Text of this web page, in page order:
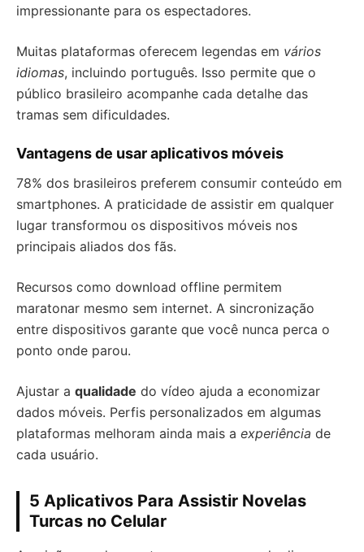
impressionante para os espectadores.
Muitas plataformas oferecem legendas em vários
idiomas, incluindo português. Isso permite que o
público brasileiro acompanhe cada detalhe das
tramas sem dificuldades.
Vantagens de usar aplicativos móveis
78% dos brasileiros preferem consumir conteúdo em
smartphones. A praticidade de assistir em qualquer
lugar transformou os dispositivos móveis nos
principais aliados dos fãs.
Recursos como download offline permitem
maratonar mesmo sem internet. A sincronização
entre dispositivos garante que você nunca perca o
ponto onde parou.
Ajustar a qualidade do vídeo ajuda a economizar
dados móveis. Perfis personalizados em algumas
plataformas melhoram ainda mais a experiência de
cada usuário.
5 Aplicativos Para Assistir Novelas
Turcas no Celular